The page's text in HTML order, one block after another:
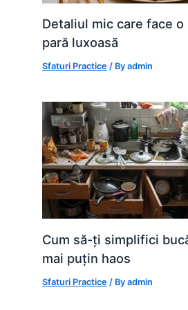
Detaliul mic care face o
pară luxoasă
Sfaturi Practice / Byadmin
Cum să-ți simplifici
mai puțin haos
Sfaturi Practice / Byadmin